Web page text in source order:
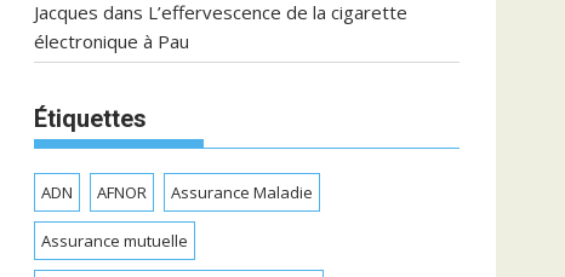
Jacques dans L’effervescence de la cigarette
électronique à Pau
Étiquettes
ADN AFNOR Assurance Maladie
Assurance mutuelle